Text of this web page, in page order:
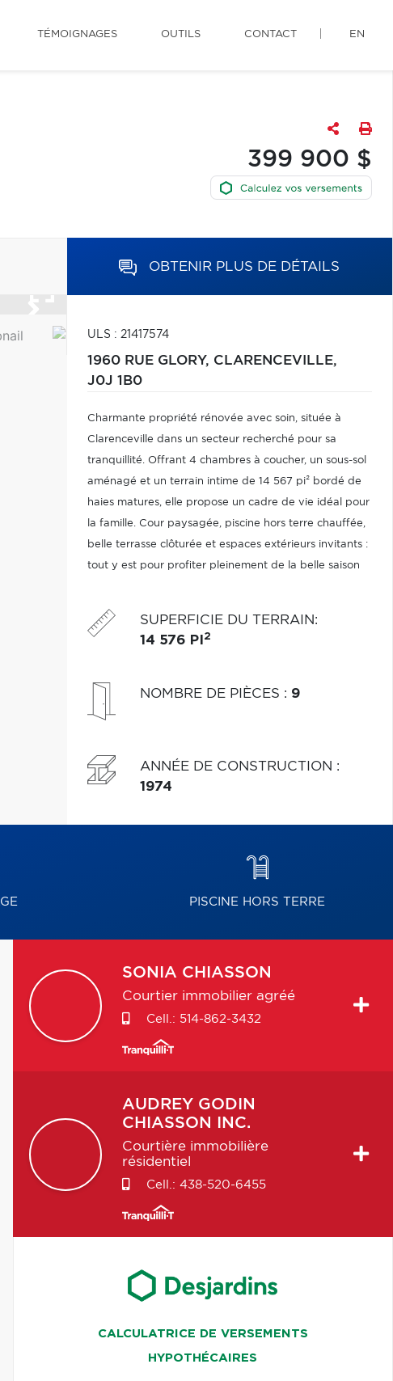
TÉMOIGNAGES OUTILS CONTACT EN
399 900 $
OBTENIR PLUS DE DÉTAILS
ULS : 21417574
1960 RUE GLORY, CLARENCEVILLE,
J0J 1B0
Charmante propriété rénovée avec soin, située à
Clarenceville dans un secteur recherché pour sa
tranquillité. Offrant 4 chambres à coucher, un sous-sol
aménagé et un terrain intime de 14 567 pi² bordé de
haies matures, elle propose un cadre de vie idéal pour
la famille. Cour paysagée, piscine hors terre chauffée,
belle terrasse clôturée et espaces extérieurs invitants :
tout y est pour profiter pleinement de la belle saison
SUPERFICIE DU TERRAIN:
14 576 PI 2
NOMBRE DE PIÈCES : 9
ANNÉE DE CONSTRUCTION :
1974
PISCINE HORS TERRE
SONIA CHIASSON
Courtier immobilier agréé
Cell.: 514-862-3432
AUDREY GODIN
CHIASSON INC.
Courtière immobilière
résidentiel
Cell.: 438-520-6455
CALCULATRICE DE VERSEMENTS
HYPOTHÉCAIRES